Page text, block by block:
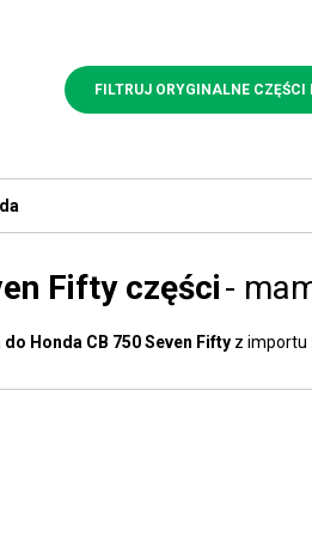
FILTRUJ ORYGINALNE CZĘŚCI
Fifty części-
do Honda CB 750 Seven Fifty z importu